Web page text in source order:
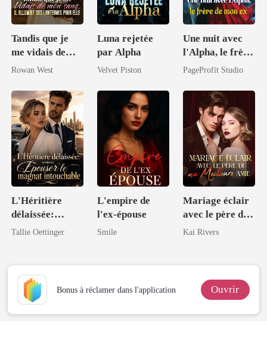
Tandis que je
me vidais de
mon sang, il
lanternes pour
elle
Rowan West
Luna rejetée
par Alpha
Velvet Piston
Une nuit avec
l'Alpha, le frère
de mon ex
PageProfit Studio
L'Héritière
délaissée:
Épouser le
Tallie Oettinger
L'empire de
l'ex-épouse
Smile
Mariage éclair
avec le père de
ma meilleure
Kai Rivers
Bonus à réclamer dans l'application Ouvrir